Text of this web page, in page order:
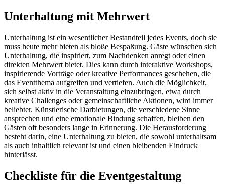
Unterhaltung mit Mehrwert
Unterhaltung ist ein wesentlicher Bestandteil jedes Events, doch sie
muss heute mehr bieten als bloße Bespaßung. Gäste wünschen sich
Unterhaltung, die inspiriert, zum Nachdenken anregt oder einen
direkten Mehrwert bietet. Dies kann durch interaktive Workshops,
inspirierende Vorträge oder kreative Performances geschehen, die
das Eventthema aufgreifen und vertiefen. Auch die Möglichkeit,
sich selbst aktiv in die Veranstaltung einzubringen, etwa durch
kreative Challenges oder gemeinschaftliche Aktionen, wird immer
beliebter. Künstlerische Darbietungen, die verschiedene Sinne
ansprechen und eine emotionale Bindung schaffen, bleiben den
Gästen oft besonders lange in Erinnerung. Die Herausforderung
besteht darin, eine Unterhaltung zu bieten, die sowohl unterhaltsam
als auch inhaltlich relevant ist und einen bleibenden Eindruck
hinterlässt.
Checkliste für die Eventgestaltung